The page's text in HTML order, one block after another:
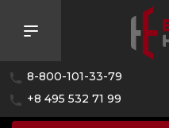
8-800-101-33-79
+8 495 532 71 99